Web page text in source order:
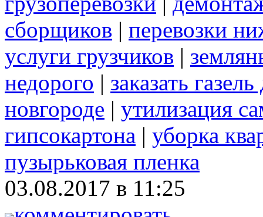
сборщиков | перевозки
услуги грузчиков |
недорого | заказать
новгороде | утилизация
гипсокартона | уборка
пузырьковая пленка
03.08.2017 в 11:25